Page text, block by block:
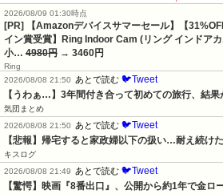
2026/08/09 01:30時点
[PR] 【Amazonデバイスサマーセール】【
イン賞受賞】Ring Indoor Cam (リング インドア
小… 4980円 → 3460円
Ring
2026/08/08 21:50
あとで読む 🐦Tweet
【うわぁ…】3年間付き合って初めての旅行、結果
気団まとめ
2026/08/08 21:50
あとで読む 🐦Tweet
【悲報】帰宅すると家政婦以下の扱い…耐え続け
キスログ
2026/08/08 21:49
あとで読む 🐦Tweet
【驚愕】映画『8番出口』、公開から約1年で金ロ